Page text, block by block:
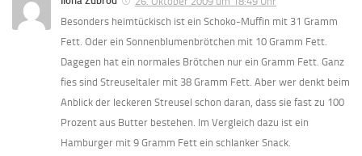
Besonders heimtückisch ist ein Schoko-Muffin mit 31 Gramm
Fett. Oder ein Sonnenblumenbrötchen mit 10 Gramm Fett.
Dagegen hat ein normales Brötchen nur ein Gramm Fett. Ganz
fies sind Streuseltaler mit 38 Gramm Fett. Aber wer denkt beim
Anblick der leckeren Streusel schon daran, dass sie fast zu 100
Prozent aus Butter bestehen. Im Vergleich dazu ist ein
Hamburger mit 9 Gramm Fett ein schlanker Snack.